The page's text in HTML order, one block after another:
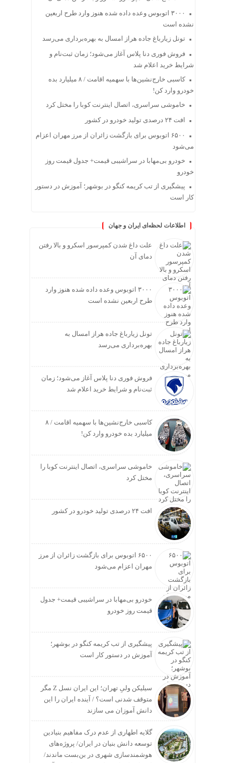
۳۰۰۰ اتوبوس وعده داده شده هنوز وارد طرح اربعین
نشده است
تونل زیارباغ جاده هراز امسال به بهره‌برداری می‌رسد
فروش فوری دنا پلاس آغاز می‌شود؛ زمان ثبت‌نام و
شرایط خرید اعلام شد
کاسبی خارج‌نشین‌ها با سهمیه اقامت / ۸ میلیارد بده
خودرو وارد کن!
خاموشی سراسری، اتصال اینترنت کوبا را مختل کرد
افت ۲۴ درصدی تولید خودرو در کشور
۶۵۰۰ اتوبوس برای بازگشت زائران از مرز مهران اعزام
می‌شود
خودرو بی‌مهابا در سراشیبی قیمت+ جدول قیمت روز
خودرو
پیشگیری از تب کریمه کنگو در بوشهر؛ آموزش در دستور
کار است
اطلاعات لحظه‌ای ایران و جهان
علت داغ شدن کمپرسور اسکرو و بالا رفتن
دمای آن
۳۰۰۰ اتوبوس وعده داده شده هنوز وارد
طرح اربعین نشده است
تونل زیارباغ جاده هراز امسال به
بهره‌برداری می‌رسد
فروش فوری دنا پلاس آغاز می‌شود؛ زمان
ثبت‌نام و شرایط خرید اعلام شد
کاسبی خارج‌نشین‌ها با سهمیه اقامت / ۸
میلیارد بده خودرو وارد کن!
خاموشی سراسری، اتصال اینترنت کوبا را
مختل کرد
افت ۲۴ درصدی تولید خودرو در کشور
۶۵۰۰ اتوبوس برای بازگشت زائران از مرز
مهران اعزام می‌شود
خودرو بی‌مهابا در سراشیبی قیمت+ جدول
قیمت روز خودرو
پیشگیری از تب کریمه کنگو در بوشهر؛
آموزش در دستور کار است
سیلیکن ولیِ تهران؛ این ایران نسل Z مگر
متوقف شدنی است؟ / آینده ایران را این
دانش آموزان می سازند
گلایه اطهاری از عدم درک مفاهیم بنیادین
توسعه دانش بنیان در ایران/ پروژه‌های
هوشمندسازی شهری در بن‌بست ماندند/